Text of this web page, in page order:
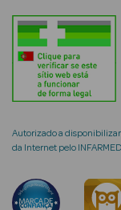
Rosto e
Ver Tudo
Rosto
Autorizado a
da Internet pelo